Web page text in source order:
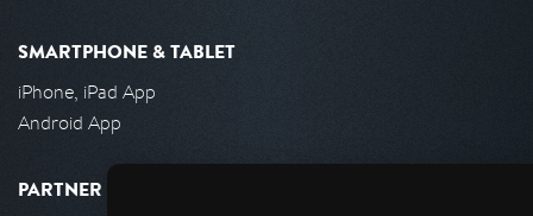
SMARTPHONE & TABLET
iPhone, iPad App
Android App
PARTNER